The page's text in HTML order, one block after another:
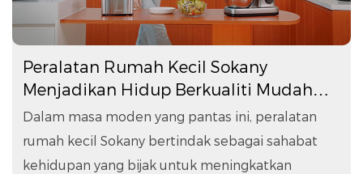
Peralatan Rumah Kecil Sokany
Menjadikan Hidup Berkualiti Mudah
Diakses
Dalam masa moden yang pantas ini, peralatan
rumah kecil Sokany bertindak sebagai sahabat
kehidupan yang bijak untuk meningkatkan